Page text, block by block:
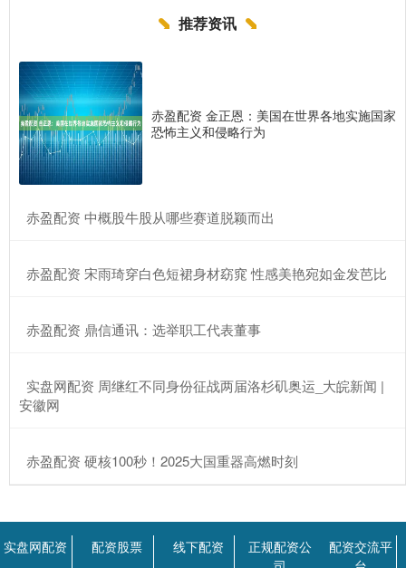
推荐资讯
赤盈配资 金正恩：美国在世界各地实施国家
恐怖主义和侵略行为
​赤盈配资 中概股牛股从哪些赛道脱颖而出
​赤盈配资 宋雨琦穿白色短裙身材窈窕 性感美艳宛如金发芭比
​赤盈配资 鼎信通讯：选举职工代表董事
​实盘网配资 周继红不同身份征战两届洛杉矶奥运_大皖新闻 |
安徽网
​赤盈配资 硬核100秒！2025大国重器高燃时刻
实盘网配资 配资股票 线下配资
正规配资公
配资交流平